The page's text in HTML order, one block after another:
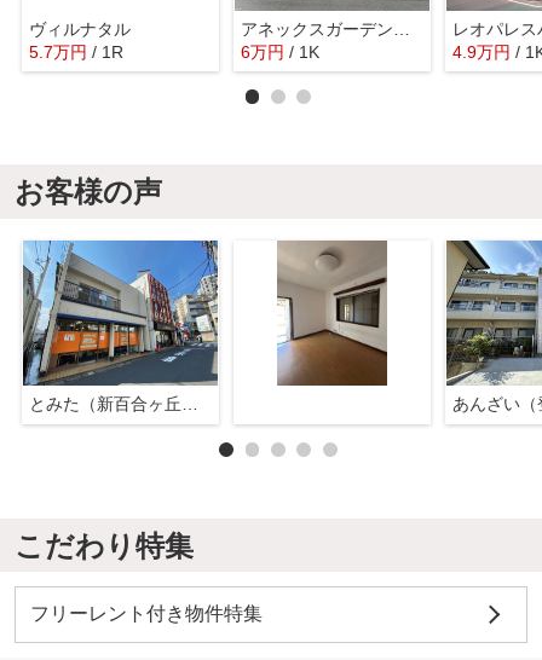
ヴィルナタル
5.7万円 / 1R
6万円 / 1K 4.9万円 /
お客様の声
あんざい（
こだわり特集
フリーレント付き物件特集